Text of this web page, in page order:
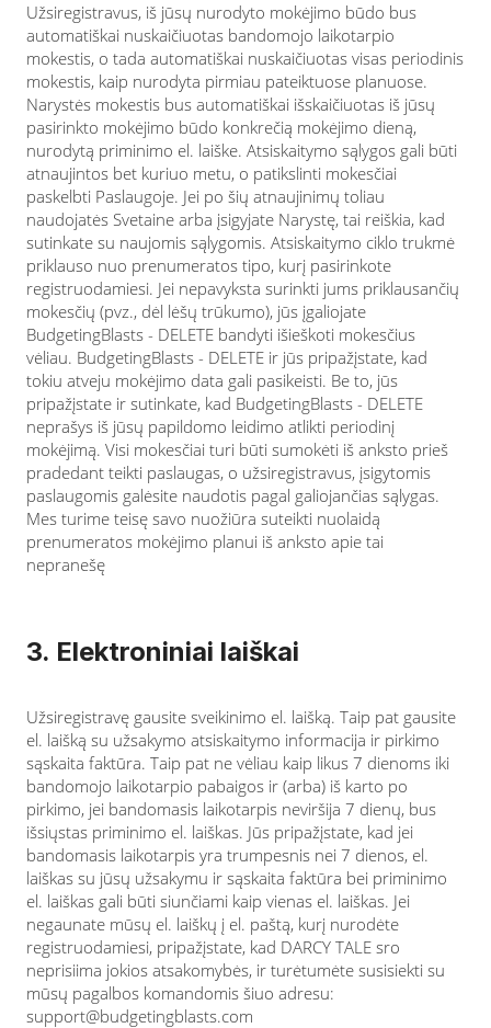
Užsiregistravus, iš jūsų nurodyto mokėjimo būdo bus
automatiškai nuskaičiuotas bandomojo laikotarpio
mokestis, o tada automatiškai nuskaičiuotas visas periodinis
mokestis, kaip nurodyta pirmiau pateiktuose planuose.
Narystės mokestis bus automatiškai išskaičiuotas iš jūsų
pasirinkto mokėjimo būdo konkrečią mokėjimo dieną,
nurodytą priminimo el. laiške. Atsiskaitymo sąlygos gali būti
atnaujintos bet kuriuo metu, o patikslinti mokesčiai
paskelbti Paslaugoje. Jei po šių atnaujinimų toliau
naudojatės Svetaine arba įsigyjate Narystę, tai reiškia, kad
sutinkate su naujomis sąlygomis. Atsiskaitymo ciklo trukmė
priklauso nuo prenumeratos tipo, kurį pasirinkote
registruodamiesi. Jei nepavyksta surinkti jums priklausančių
mokesčių (pvz., dėl lėšų trūkumo), jūs įgaliojate
BudgetingBlasts - DELETE bandyti išieškoti mokesčius
vėliau. BudgetingBlasts - DELETE ir jūs pripažįstate, kad
tokiu atveju mokėjimo data gali pasikeisti. Be to, jūs
pripažįstate ir sutinkate, kad BudgetingBlasts - DELETE
neprašys iš jūsų papildomo leidimo atlikti periodinį
mokėjimą. Visi mokesčiai turi būti sumokėti iš anksto prieš
pradedant teikti paslaugas, o užsiregistravus, įsigytomis
paslaugomis galėsite naudotis pagal galiojančias sąlygas.
Mes turime teisę savo nuožiūra suteikti nuolaidą
prenumeratos mokėjimo planui iš anksto apie tai
nepranešę
3. Elektroniniai laiškai
Užsiregistravę gausite sveikinimo el. laišką. Taip pat gausite
el. laišką su užsakymo atsiskaitymo informacija ir pirkimo
sąskaita faktūra. Taip pat ne vėliau kaip likus 7 dienoms iki
bandomojo laikotarpio pabaigos ir (arba) iš karto po
pirkimo, jei bandomasis laikotarpis neviršija 7 dienų, bus
išsiųstas priminimo el. laiškas. Jūs pripažįstate, kad jei
bandomasis laikotarpis yra trumpesnis nei 7 dienos, el.
laiškas su jūsų užsakymu ir sąskaita faktūra bei priminimo
el. laiškas gali būti siunčiami kaip vienas el. laiškas. Jei
negaunate mūsų el. laiškų į el. paštą, kurį nurodėte
registruodamiesi, pripažįstate, kad DARCY TALE sro
neprisiima jokios atsakomybės, ir turėtumėte susisiekti su
mūsų pagalbos komandomis šiuo adresu:
support@budgetingblasts.com